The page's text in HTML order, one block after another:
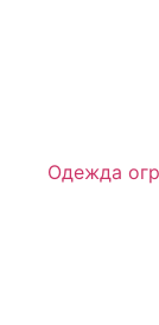
Одежда